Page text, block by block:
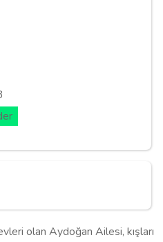
olan Aydoğan Ailesi, kışları